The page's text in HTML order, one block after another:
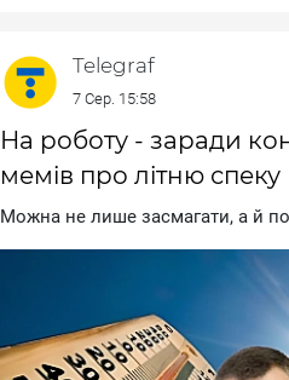
Telegraf
7 Сер. 15:58
На роботу - заради
мемів про літню спеку
Moжнa нe лишe зacмaгaти, a й